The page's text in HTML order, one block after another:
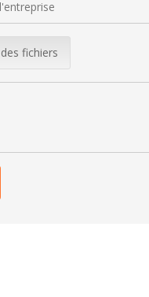
fichiers